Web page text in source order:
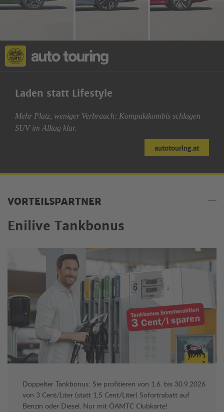
Laden statt Lifestyle
Mehr Platz, weniger Verbrauch: Kompaktkombis schlagen
SUV im Alltag klar.
autotouring.at
VORTEILSPARTNER
Enilive Tankbonus
Doppelter Tankbonus: Sie profitieren von 1.6. bis 30.9.2026
von 3 Cent/Liter (statt 1,5 Cent/Liter) Sofortrabatt auf
Benzin oder Diesel. Nur mit ÖAMTC Clubkarte!